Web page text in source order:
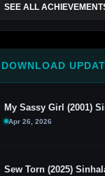
SEE ALL
DOWNLOAD
My Sassy Girl (2001)
Apr 26, 2026
Sew Torn (2025)